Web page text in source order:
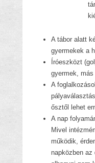
A tábor alatt
gyermekek a
Íróeszközt
gyermek,
A
ősztől lehet
A nap
Mivel
működik,
napközben az